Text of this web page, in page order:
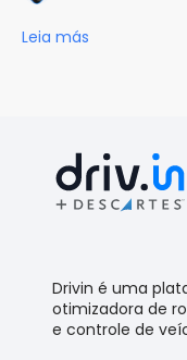
Leia más
Drivin é uma
otimizadora de
e controle de